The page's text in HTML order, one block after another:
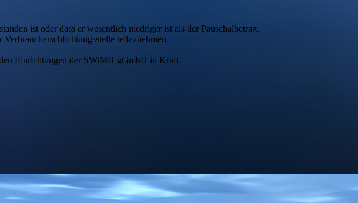
ist oder dass er wesentlich niedriger ist als der Pauschalbetrag.
teilzunehmen.
Einrichtungen der SWiMH gGmbH in Kraft.